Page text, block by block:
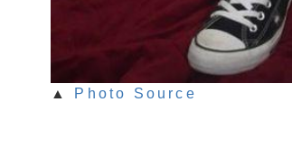
▲ Photo Source